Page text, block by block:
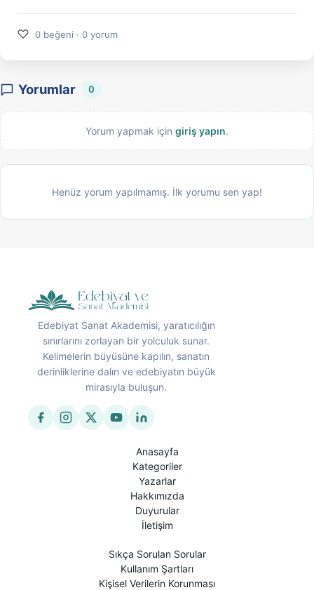
♡ 0 beğeni · 0 yorum
Yorumlar 0
Yorum yapmak için giriş yapın.
Henüz yorum yapılmamış. İlk yorumu sen yap!
Edebiyat Sanat Akademisi, yaratıcılığın
sınırlarını zorlayan bir yolculuk sunar.
Kelimelerin büyüsüne kapılın, sanatın
derinliklerine dalın ve edebiyatın büyük
mirasıyla buluşun.
Anasayfa
Kategoriler
Yazarlar
Hakkımızda
Duyurular
İletişim
Sıkça Sorulan Sorular
Kullanım Şartları
Kişisel Verilerin Korunması